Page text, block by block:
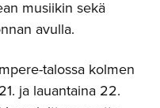
musiikin sekä
avulla.
talossa kolmen
ja lauantaina 22.